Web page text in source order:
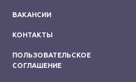
ВАКАНСИИ
КОНТАКТЫ
ПОЛЬЗОВАТЕЛЬСКОЕ
СОГЛАШЕНИЕ